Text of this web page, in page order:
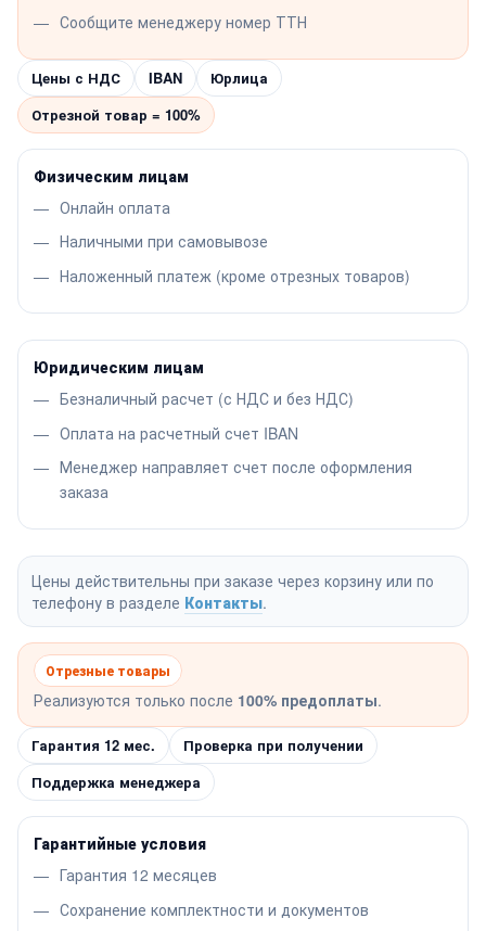
Сообщите менеджеру номер ТТН
Цены с НДС IBAN
Юрлица
Отрезной товар = 100%
Физическим лицам
Онлайн оплата
Наличными при самовывозе
Наложенный платеж (кроме отрезных товаров)
Юридическим лицам
Безналичный расчет (с НДС и без НДС)
Оплата на расчетный счет IBAN
Менеджер направляет счет после оформления
заказа
Цены действительны при заказе через корзину или по
телефону в разделе Контакты.
Отрезные товары
Реализуются только после 100% предоплаты.
Гарантия 12 мес.
Проверка при получении
Поддержка менеджера
Гарантийные условия
Гарантия 12 месяцев
Сохранение комплектности и документов